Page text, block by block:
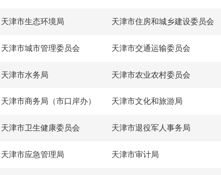
天津市生态环境局 天津市住房和城乡建设委员会
天津市城市管理委员会 天津市交通运输委员会
天津市水务局 天津市农业农村委员会
天津市商务局（市口岸办） 天津市文化和旅游局
天津市卫生健康委员会 天津市退役军人事务局
天津市应急管理局 天津市审计局